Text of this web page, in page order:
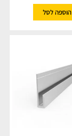
הוספה לסל